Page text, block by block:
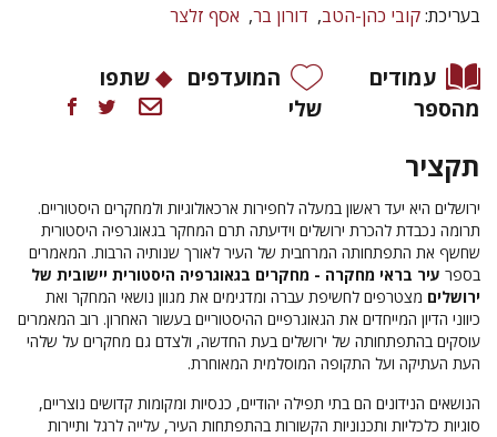
בעריכת:קובי כהן-הטב דורון בר אסף זלצר
עמודים
מהספר
המועדפים
שלי
שתפו
תקציר
ירושלים היא יעד ראשון במעלה לחפירות ארכאולוגיות ולמחקרים היסטוריים.
תרומה נכבדת להכרת ירושלים וידיעתה תרם המחקר בגאוגרפיה היסטורית
שחשף את התפתחותה המרחבית של העיר לאורך שנותיה הרבות. המאמרים
בספר עיר בראי מחקרה - מחקרים בגאוגרפיה היסטורית יישובית של
ירושלים מצטרפים לחשיפת עברה ומדגימים את מגוון נושאי המחקר ואת
כיווני הדיון המייחדים את הגאוגרפיים ההיסטוריים בעשור האחרון. רוב המאמרים
עוסקים בהתפתחותה של ירושלים בעת החדשה, ולצדם גם מחקרים על שלהי
העת העתיקה ועל התקופה המוסלמית המאוחרת.
הנושאים הנידונים הם בתי תפילה יהודיים, כנסיות ומקומות קדושים נוצריים,
סוגיות כלכליות ותכנוניות הקשורות בהתפתחות העיר, עלייה לרגל ותיירות